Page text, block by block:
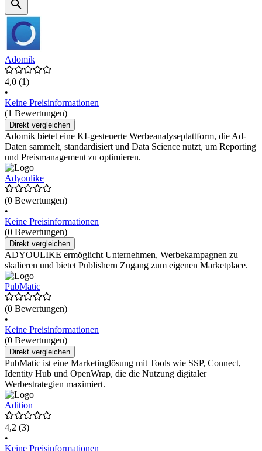
Adomik
4,0 (1)
•
Keine Preisinformationen
(1 Bewertungen)
Direkt vergleichen
Adomik bietet eine KI-gesteuerte Werbeanalyseplattform, die Ad-
Daten sammelt, standardisiert und Data Science nutzt, um Reporting
und Preismanagement zu optimieren.
Adyoulike
(0 Bewertungen)
•
Keine Preisinformationen
(0 Bewertungen)
Direkt vergleichen
ADYOULIKE ermöglicht Unternehmen, Werbekampagnen zu
skalieren und bietet Publishern Zugang zum eigenen Marketplace.
PubMatic
(0 Bewertungen)
•
Keine Preisinformationen
(0 Bewertungen)
Direkt vergleichen
PubMatic ist eine Marketinglösung mit Tools wie SSP, Connect,
Identity Hub und OpenWrap, die die Nutzung digitaler
Werbestrategien maximiert.
Adition
4,2 (3)
•
Keine Preisinformationen